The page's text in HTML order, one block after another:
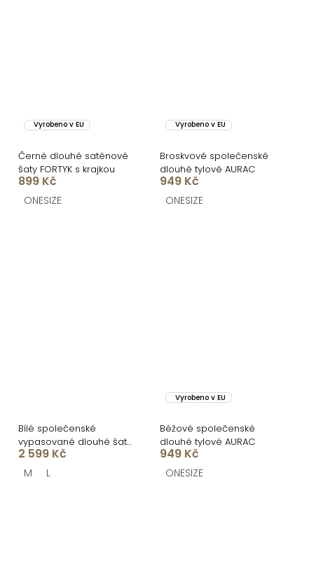
Vyrobeno v EU
Černé dlouhé saténové
šaty FORTYK s krajkou
899 Kč
ONESIZE
Vyrobeno v EU
Broskvové společenské
dlouhé tylové AURAC
949 Kč
ONESIZE
Bílé společenské
vypasované dlouhé šaty
BELSANTE s rozparkem
2 599 Kč
M L
Vyrobeno v EU
Béžové společenské
dlouhé tylové AURAC
949 Kč
ONESIZE